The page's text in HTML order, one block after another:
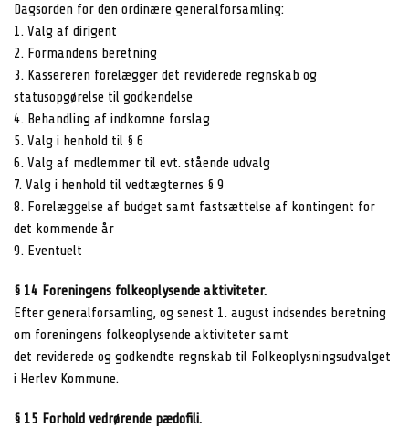
Dagsorden for den ordinære generalforsamling:
1. Valg af dirigent
2. Formandens beretning
3. Kassereren forelægger det reviderede regnskab og
statusopgørelse til godkendelse
4. Behandling af indkomne forslag
5. Valg i henhold til § 6
6. Valg af medlemmer til evt. stående udvalg
7. Valg i henhold til vedtægternes § 9
8. Forelæggelse af budget samt fastsættelse af kontingent for
det kommende år
9. Eventuelt
§ 14 Foreningens folkeoplysende aktiviteter.
Efter generalforsamling, og senest 1. august indsendes beretning
om foreningens folkeoplysende aktiviteter samt
det reviderede og godkendte regnskab til Folkeoplysningsudvalget
i Herlev Kommune.
§ 15 Forhold vedrørende pædofili.